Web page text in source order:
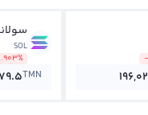
SOL
TMN